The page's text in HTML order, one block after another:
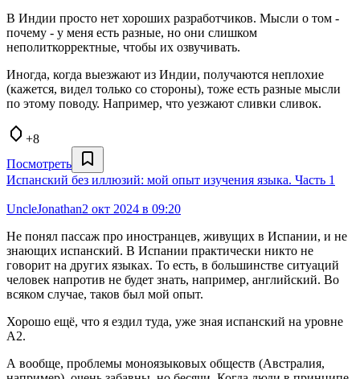
В Индии просто нет хороших разработчиков. Мысли о том -
почему - у меня есть разные, но они слишком
неполиткорректные, чтобы их озвучивать.
Иногда, когда выезжают из Индии, получаются неплохие
(кажется, видел только со стороны), тоже есть разные мысли
по этому поводу. Например, что уезжают сливки сливок.
+8
Посмотреть
Испанский без иллюзий: мой опыт изучения языка. Часть 1
UncleJonathan2 окт 2024 в 09:20
Не понял пассаж про иностранцев, живущих в Испании, и не
знающих испанский. В Испании практически никто не
говорит на других языках. То есть, в большинстве ситуаций
человек напротив не будет знать, например, английский. Во
всяком случае, таков был мой опыт.
Хорошо ещё, что я ездил туда, уже зная испанский на уровне
A2.
А вообще, проблемы моноязыковых обществ (Австралия,